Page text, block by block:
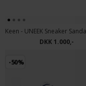
DKK 1.000,-
-50%